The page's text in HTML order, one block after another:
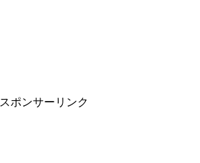
スポンサーリンク